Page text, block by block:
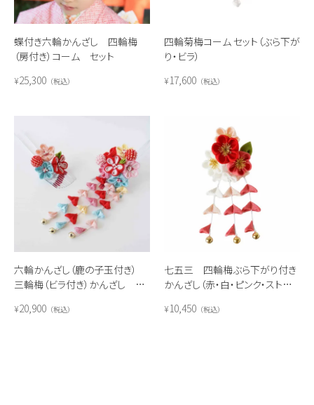
蝶付き六輪かんざし 四輪梅
（房付き）コーム セット
¥25,300 税込
四輪菊梅コーム セット（ぶら下が
り・ビラ）
¥17,600 税込
六輪かんざし（鹿の子玉付き）
三輪梅（ビラ付き）かんざし セ
¥20,900 税込
七五三 四輪梅ぶら下がり付き
かんざし（赤・白・ピンク・ストロ
¥10,450 税込